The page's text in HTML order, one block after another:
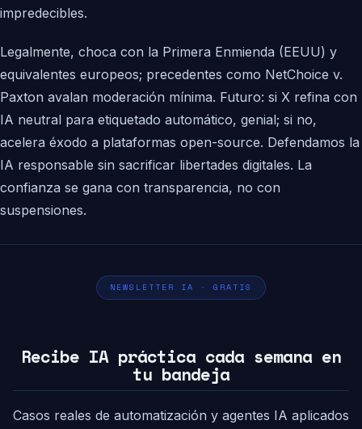
impredecibles.
Legalmente, choca con la Primera Enmienda (EEUU) y
equivalentes europeos; precedentes como NetChoice v.
Paxton avalan moderación mínima. Futuro: si X refina con
IA neutral para etiquetado automático, genial; si no,
acelera éxodo a plataformas open-source. Defendamos la
IA responsable sin sacrificar libertades digitales. La
confianza se gana con transparencia, no con
suspensiones.
NEWSLETTER IA · GRATIS
Recibe IA práctica cada semana en
tu bandeja
Casos reales de automatización y agentes IA aplicados